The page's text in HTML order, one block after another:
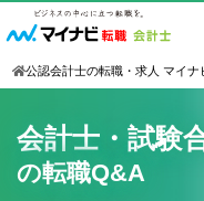
公認会計士の転職・求人 マイナ
会計士・試験
の転職Q&A